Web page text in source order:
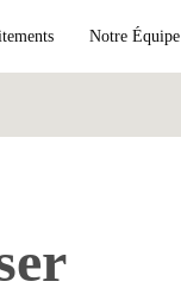
Notre Équipe